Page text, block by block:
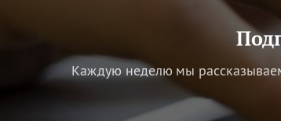
Каждую неделю мы